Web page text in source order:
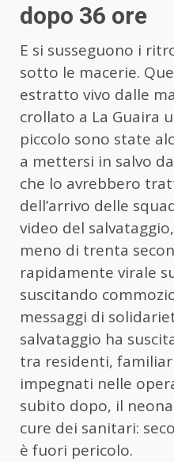
dopo 36 ore
E si susseguono i
sotto le macerie.
estratto vivo dalle
crollato a La Guaira
piccolo sono state
a mettersi in salvo
che lo avrebbero
dell’arrivo delle
video del
meno di trenta
rapidamente virale
suscitando
messaggi di
salvataggio ha
tra residenti,
impegnati nelle
subito dopo, il
cure dei sanitari:
è fuori pericolo.